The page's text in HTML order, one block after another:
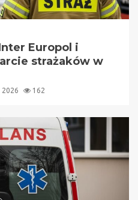
Europol i
strażaków w
2026 162